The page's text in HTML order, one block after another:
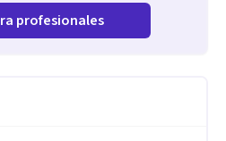
profesionales